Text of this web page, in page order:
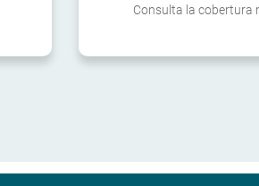
Consulta la cobertura